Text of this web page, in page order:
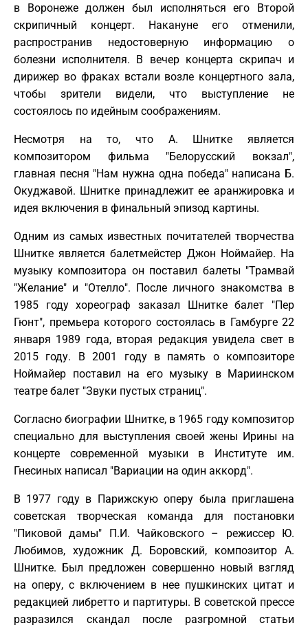
в Воронеже должен был исполняться его Второй
скрипичный концерт. Накануне его отменили,
распространив недостоверную информацию о
болезни исполнителя. В вечер концерта скрипач и
дирижер во фраках встали возле концертного зала,
чтобы зрители видели, что выступление не
состоялось по идейным соображениям.
Несмотря на то, что А. Шнитке является
композитором фильма "Белорусский вокзал",
главная песня "Нам нужна одна победа" написана Б.
Окуджавой. Шнитке принадлежит ее аранжировка и
идея включения в финальный эпизод картины.
Одним из самых известных почитателей творчества
Шнитке является балетмейстер Джон Ноймайер. На
музыку композитора он поставил балеты "Трамвай
"Желание" и "Отелло". После личного знакомства в
1985 году хореограф заказал Шнитке балет "Пер
Гюнт", премьера которого состоялась в Гамбурге 22
января 1989 года, вторая редакция увидела свет в
2015 году. В 2001 году в память о композиторе
Ноймайер поставил на его музыку в Мариинском
театре балет "Звуки пустых страниц".
Согласно биографии Шнитке, в 1965 году композитор
специально для выступления своей жены Ирины на
концерте современной музыки в Институте им.
Гнесиных написал "Вариации на один аккорд".
В 1977 году в Парижскую оперу была приглашена
советская творческая команда для постановки
"Пиковой дамы" П.И. Чайковского – режиссер Ю.
Любимов, художник Д. Боровский, композитор А.
Шнитке. Был предложен совершенно новый взгляд
на оперу, с включением в нее пушкинских цитат и
редакцией либретто и партитуры. В советской прессе
разразился скандал после разгромной статьи